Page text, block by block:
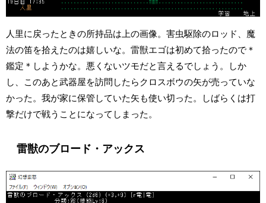
人里に戻ったときの所持品は上の画像。害虫駆除のロッド、魔
法の笛を拾えたのは嬉しいな。雷獣エゴは初めて拾ったので＊
鑑定＊しようかな。悪くないツモだと言えるでしょう。しか
し、このあと武器屋を訪問したらクロスボウの矢が売っていな
かった。我が家に保管していた矢も使い切った。しばらくは打
撃だけで戦うことになってしまった。
雷獣のブロード・アックス